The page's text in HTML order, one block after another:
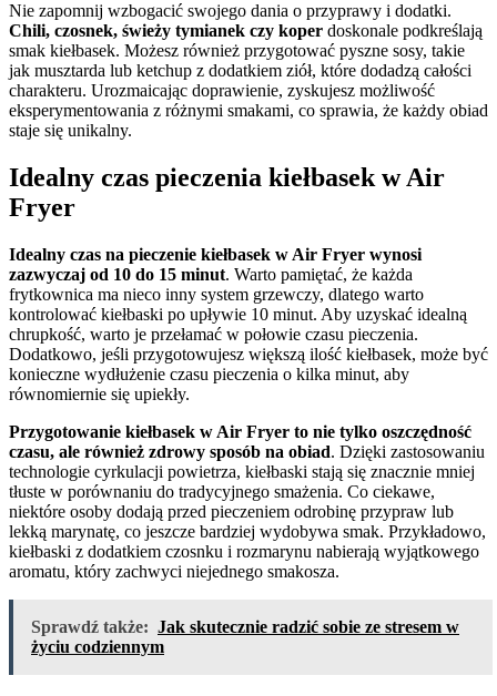
Nie zapomnij wzbogacić swojego dania o przyprawy i dodatki.
Chili, czosnek, świeży tymianek czy koper doskonale podkreślają
smak kiełbasek. Możesz również przygotować pyszne sosy, takie
jak musztarda lub ketchup z dodatkiem ziół, które dodadzą całości
charakteru. Urozmaicając doprawienie, zyskujesz możliwość
eksperymentowania z różnymi smakami, co sprawia, że każdy obiad
staje się unikalny.
Idealny czas pieczenia kiełbasek w Air
Fryer
Idealny czas na pieczenie kiełbasek w Air Fryer wynosi
zazwyczaj od 10 do 15 minut. Warto pamiętać, że każda
frytkownica ma nieco inny system grzewczy, dlatego warto
kontrolować kiełbaski po upływie 10 minut. Aby uzyskać idealną
chrupkość, warto je przełamać w połowie czasu pieczenia.
Dodatkowo, jeśli przygotowujesz większą ilość kiełbasek, może być
konieczne wydłużenie czasu pieczenia o kilka minut, aby
równomiernie się upiekły.
Przygotowanie kiełbasek w Air Fryer to nie tylko oszczędność
czasu, ale również zdrowy sposób na obiad. Dzięki zastosowaniu
technologie cyrkulacji powietrza, kiełbaski stają się znacznie mniej
tłuste w porównaniu do tradycyjnego smażenia. Co ciekawe,
niektóre osoby dodają przed pieczeniem odrobinę przypraw lub
lekką marynatę, co jeszcze bardziej wydobywa smak. Przykładowo,
kiełbaski z dodatkiem czosnku i rozmarynu nabierają wyjątkowego
aromatu, który zachwyci niejednego smakosza.
Sprawdź także: Jak skutecznie radzić sobie ze stresem w
życiu codziennym